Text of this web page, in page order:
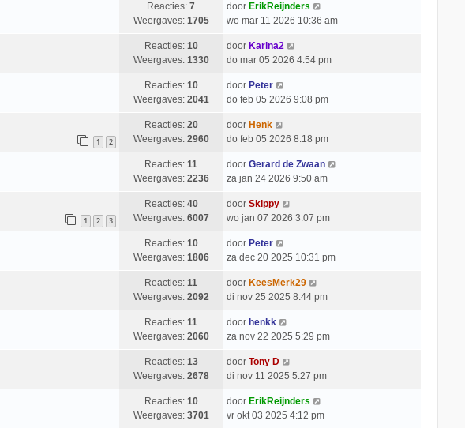
Reacties:7
Weergaves: 1705
door ErikReijnders
wo mar 11 2026 10:36 am
Reacties: 10
Weergaves: 1330
door Karina2
do mar 05 2026 4:54 pm
Reacties: 10
Weergaves: 2041
door Peter
do feb 05 2026 9:08 pm
1 2
Reacties: 20
Weergaves: 2960
door Henk
do feb 05 2026 8:18 pm
Reacties:11
Weergaves: 2236
door Gerard de Zwaan
za jan 24 2026 9:50 am
1 2 3
Reacties: 40
Weergaves: 6007
door Skippy
wo jan 07 2026 3:07 pm
Reacties: 10
Weergaves: 1806
door Peter
za dec 20 2025 10:31 pm
Reacties:11
Weergaves: 2092
door KeesMerk29
di nov 25 2025 8:44 pm
Reacties:11
Weergaves: 2060
door henkk
za nov 22 2025 5:29 pm
Reacties: 13
Weergaves: 2678
door Tony D
di nov 11 2025 5:27 pm
Reacties: 10
Weergaves: 3701
door ErikReijnders
vr okt 03 2025 4:12 pm